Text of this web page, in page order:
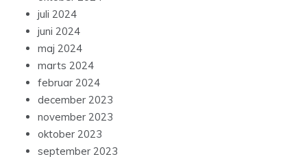
juli 2024
juni 2024
maj 2024
marts 2024
februar 2024
december 2023
november 2023
oktober 2023
september 2023